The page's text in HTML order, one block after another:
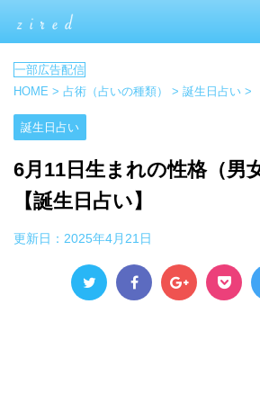
HOME > 占術（占いの種類） > 誕生日占い >
誕生日占い
6月11日生まれの性格（男
【誕生日占い】
更新日： 2025年4月21日